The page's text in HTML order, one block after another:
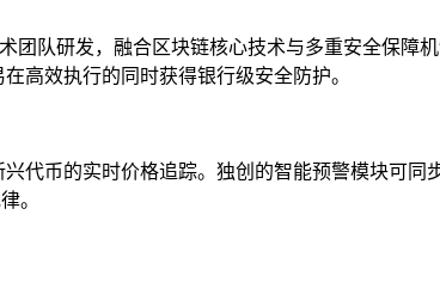
团队研发，融合区块链核心技术与多重安全保障
高效执行的同时获得银行级安全防护。
代币的实时价格追踪。独创的智能预警模块可同
。